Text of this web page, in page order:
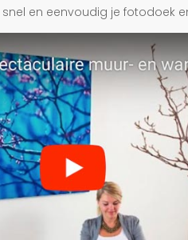
en eenvoudig je fotodoek